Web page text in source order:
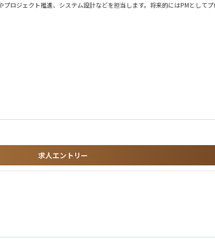
ロジェクト推進、システム設計などを担当します。将来的にはPMとして
アアップが可能です。新規プロジェクトの立ち上げや業界最先端のソリュ
求人エントリー